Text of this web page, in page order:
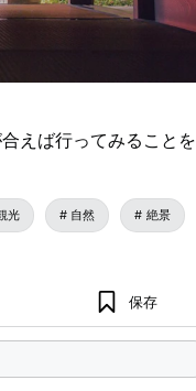
えば行ってみることを
光 自然 絶景
保存